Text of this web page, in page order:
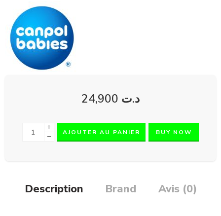
د.ت
+
−
AJOUTER AU PANIER BUY NOW
Description Brand Avis (0)